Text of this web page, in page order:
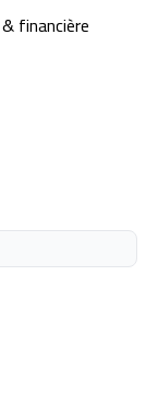
financière